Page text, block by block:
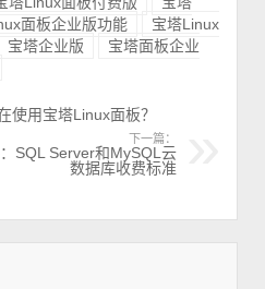
面板企业版功能
宝塔Linux
宝塔企业版
宝塔面板企业
使用宝塔Linux面板？
下一篇：
SQL Server和MySQL云
数据库收费标准